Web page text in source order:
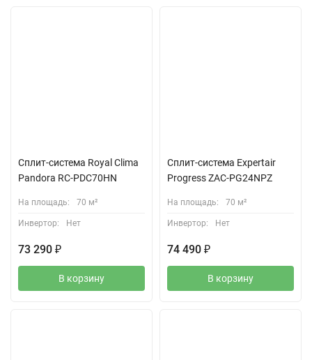
Сплит-система Royal Clima
Pandora RC-PDC70HN
На площадь: 70 м²
Инвертор: Нет
73 290 ₽
В корзину
Сплит-система Expertair
Progress ZAC-PG24NPZ
На площадь: 70 м²
Инвертор: Нет
74 490 ₽
В корзину